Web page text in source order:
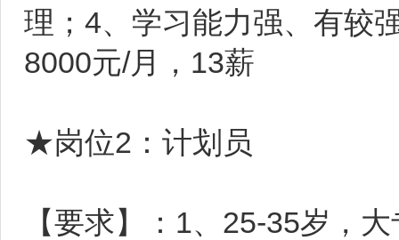
理；4、学习能力强、有较
8000元/月，13薪
★岗位2：计划员
【要求】：1、25-35岁，